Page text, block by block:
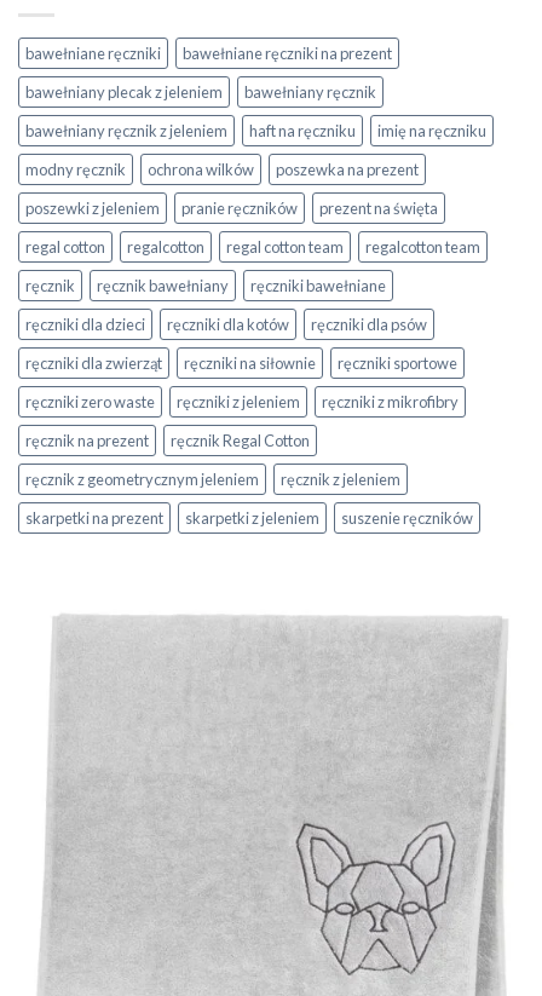
bawełniane ręczniki
bawełniane ręczniki na prezent
bawełniany plecak z jeleniem
bawełniany ręcznik
bawełniany ręcznik z jeleniem
haft na ręczniku
imię na ręczniku
modny ręcznik
ochrona wilków
poszewka na prezent
poszewki z jeleniem
pranie ręczników
prezent na święta
regal cotton
regalcotton regal cotton team
regalcotton team
ręcznik
ręcznik bawełniany
ręczniki bawełniane
ręczniki dla dzieci
ręczniki dla kotów
ręczniki dla psów
ręczniki dla zwierząt
ręczniki na siłownie
ręczniki sportowe
ręczniki zero waste
ręczniki z jeleniem
ręczniki z mikrofibry
ręcznik na prezent
ręcznik Regal Cotton
ręcznik z geometrycznym jeleniem
ręcznik z jeleniem
skarpetki na prezent
skarpetki z jeleniem suszenie ręczników